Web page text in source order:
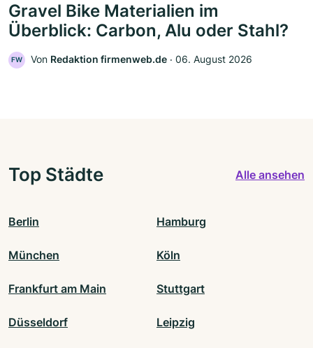
Gravel Bike Materialien im
Überblick: Carbon, Alu oder Stahl?
FW Von Redaktion firmenweb.de ‧ 06. August 2026
Top Städte Alle ansehen
Berlin Hamburg
München Köln
Frankfurt am Main Stuttgart
Düsseldorf Leipzig